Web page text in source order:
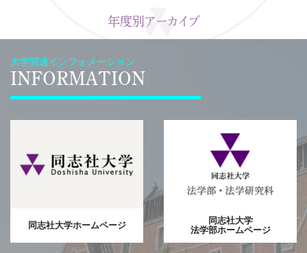
年度別アーカイブ
大学関連インフォメーション
INFORMATION
同志社大学ホームページ
同志社大学
法学部ホームページ